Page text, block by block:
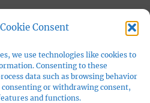
Consent
we use technologies like cookies to
Consenting to these
data such as browsing behavior
or withdrawing consent,
and functions.
Allan Kardec
face à civilisation
des milliers de
esclavage